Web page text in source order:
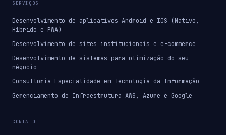
SERVIÇOS
Desenvolvimento de aplicativos Android e IOS (Nativo,
Híbrido e PWA)
Desenvolvimento de sites institucionais e e-commerce
Desenvolvimento de sistemas para otimização do seu
négocio
Consultoria Especialidade em Tecnologia da Informação
Gerenciamento de Infraestrutura AWS, Azure e Google
CONTATO